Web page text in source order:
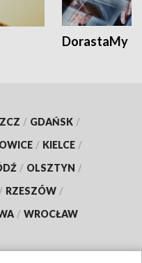
DorastaMy
/ GDAŃSK /
/ KIELCE /
/ OLSZTYN /
/ RZESZÓW /
/ WROCŁAW